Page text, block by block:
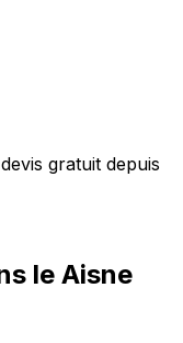
gratuit depuis
le Aisne